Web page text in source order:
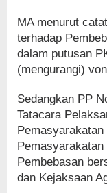
MA menurut
terhadap
dalam putusan
(mengurangi)
Sedangkan PP
Tatacara
Pembebasan
dan Kejaksaan